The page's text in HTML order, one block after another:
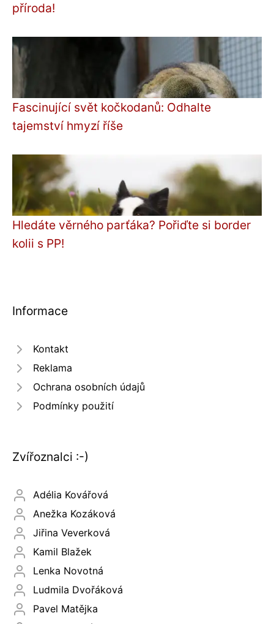
příroda!
Fascinující svět kočkodanů: Odhalte
tajemství hmyzí říše
Hledáte věrného parťáka? Pořiďte si border
kolii s PP!
Informace
Kontakt
Reklama
Ochrana osobních údajů
Podmínky použití
Zvířoznalci :-)
Adélia Kovářová
Anežka Kozáková
Jiřina Veverková
Kamil Blažek
Lenka Novotná
Ludmila Dvořáková
Pavel Matějka